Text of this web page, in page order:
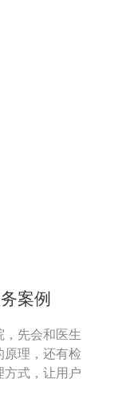
案例
先会和医生
原理，还有检
式，让用户